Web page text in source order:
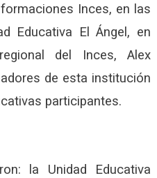
Inces, en las
Educativa El Ángel, en
del Inces, Alex
de esta institución
participantes.
la Unidad Educativa